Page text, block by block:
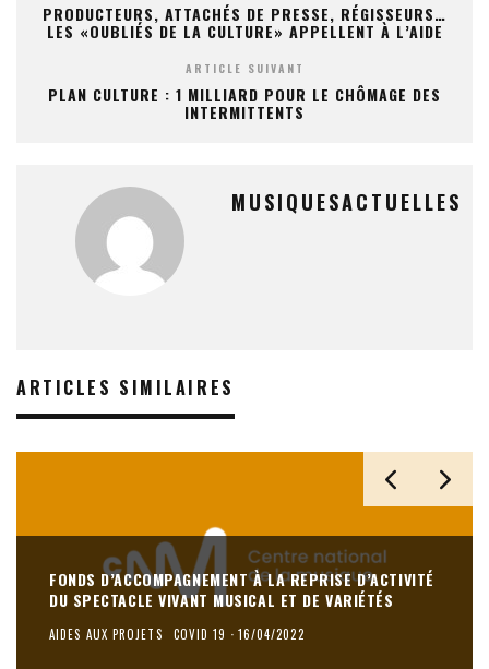
PRODUCTEURS, ATTACHÉS DE PRESSE, RÉGISSEURS…
LES «OUBLIÉS DE LA CULTURE» APPELLENT À L’AIDE
ARTICLE SUIVANT
PLAN CULTURE : 1 MILLIARD POUR LE CHÔMAGE DES
INTERMITTENTS
MUSIQUESACTUELLES
ARTICLES SIMILAIRES
FONDS D’ACCOMPAGNEMENT À LA REPRISE D’ACTIVITÉ
DU SPECTACLE VIVANT MUSICAL ET DE VARIÉTÉS
AIDES AUX PROJETS COVID 19 · 16/04/2022